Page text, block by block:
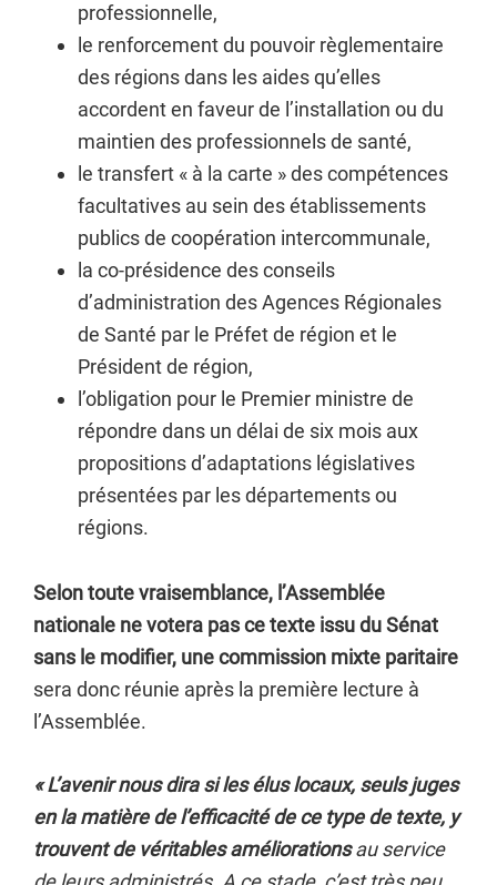
professionnelle,
le renforcement du pouvoir règlementaire
des régions dans les aides qu’elles
accordent en faveur de l’installation ou du
maintien des professionnels de santé,
le transfert « à la carte » des compétences
facultatives au sein des établissements
publics de coopération intercommunale,
la co-présidence des conseils
d’administration des Agences Régionales
de Santé par le Préfet de région et le
Président de région,
l’obligation pour le Premier ministre de
répondre dans un délai de six mois aux
propositions d’adaptations législatives
présentées par les départements ou
régions.
Selon toute vraisemblance, l’Assemblée
nationale ne votera pas ce texte issu du Sénat
sans le modifier, une commission mixte paritaire
sera donc réunie après la première lecture à
l’Assemblée.
« L’avenir nous dira si les élus locaux, seuls juges
en la matière de l’efficacité de ce type de texte, y
trouvent de véritables améliorationsau service